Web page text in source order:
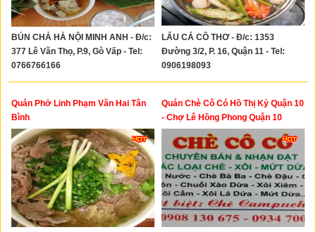
BÚN CHẢ HÀ NỘI MINH ANH - Đ/c:
377 Lê Văn Thọ, P.9, Gò Vấp - Tel:
0766766166
LẨU CÁ CÔ THƠ - Đ/c: 1353
Đường 3/2, P. 16, Quận 11 - Tel:
0906198093
Quán Phở Linh Phạm Văn Hai Tân
Bình
Quán Chè Cô Có Hồ Thị Kỷ Quận 10
- Chợ Lê Hồng Phong Quận 10